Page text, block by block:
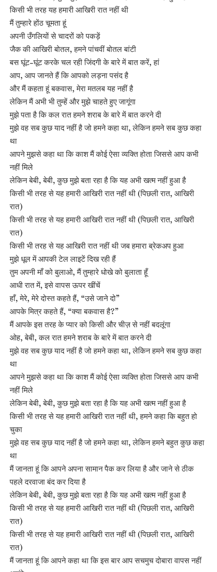
किसी भी तरह यह हमारी आखिरी रात नहीं थी
मैं तुम्हारे होंठ चूमता हूं
अपनी उँगलियों से चादरों को पकड़ें
जैक की आखिरी बोतल, हमने पांचवीं बोतल बांटी
बस घूंट-घूंट करके चल रही जिंदगी के बारे में बात करें, हां
आप, आप जानते हैं कि आपको लड़ना पसंद है
और मैं कहता हूं बकवास, मेरा मतलब यह नहीं है
लेकिन मैं अभी भी तुम्हें और मुझे चाहते हुए जागूंगा
मुझे पता है कि कल रात हमने शराब के बारे में बात करने दी
मुझे वह सब कुछ याद नहीं है जो हमने कहा था, लेकिन हमने सब कुछ कहा
था
आपने मुझसे कहा था कि काश मैं कोई ऐसा व्यक्ति होता जिससे आप कभी
नहीं मिले
लेकिन बेबी, बेबी, कुछ मुझे बता रहा है कि यह अभी खत्म नहीं हुआ है
किसी भी तरह से यह हमारी आखिरी रात नहीं थी (पिछली रात, आखिरी
रात)
किसी भी तरह से यह हमारी आखिरी रात नहीं थी (पिछली रात, आखिरी
रात)
किसी भी तरह से यह आखिरी रात नहीं थी जब हमारा ब्रेकअप हुआ
मुझे धूल में आपकी टेल लाइटें दिख रही हैं
तुम अपनी माँ को बुलाओ, मैं तुम्हारे धोखे को बुलाता हूँ
आधी रात में, इसे वापस ऊपर खींचें
हाँ, मेरे, मेरे दोस्त कहते हैं, “उसे जाने दो”
आपके मित्र कहते हैं, “क्या बकवास है?”
मैं आपके इस तरह के प्यार को किसी और चीज़ से नहीं बदलूंगा
ओह, बेबी, कल रात हमने शराब के बारे में बात करने दी
मुझे वह सब कुछ याद नहीं है जो हमने कहा था, लेकिन हमने सब कुछ कहा
था
आपने मुझसे कहा था कि काश मैं कोई ऐसा व्यक्ति होता जिससे आप कभी
नहीं मिले
लेकिन बेबी, बेबी, कुछ मुझे बता रहा है कि यह अभी खत्म नहीं हुआ है
किसी भी तरह से यह हमारी आखिरी रात नहीं थी, हमने कहा कि बहुत हो
चुका
मुझे वह सब कुछ याद नहीं है जो हमने कहा था, लेकिन हमने बहुत कुछ कहा
था
मैं जानता हूं कि आपने अपना सामान पैक कर लिया है और जाने से ठीक
पहले दरवाजा बंद कर दिया है
लेकिन बेबी, बेबी, कुछ मुझे बता रहा है कि यह अभी खत्म नहीं हुआ है
किसी भी तरह से यह हमारी आखिरी रात नहीं थी (पिछली रात, आखिरी
रात)
किसी भी तरह से यह हमारी आखिरी रात नहीं थी (पिछली रात, आखिरी
रात)
मैं जानता हूं कि आपने कहा था कि इस बार आप सचमुच दोबारा वापस नहीं